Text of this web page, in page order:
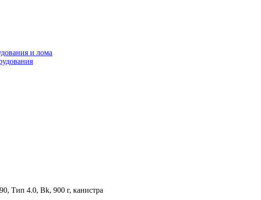
и лома
Тип 4.0, Bk, 900 г, канистра